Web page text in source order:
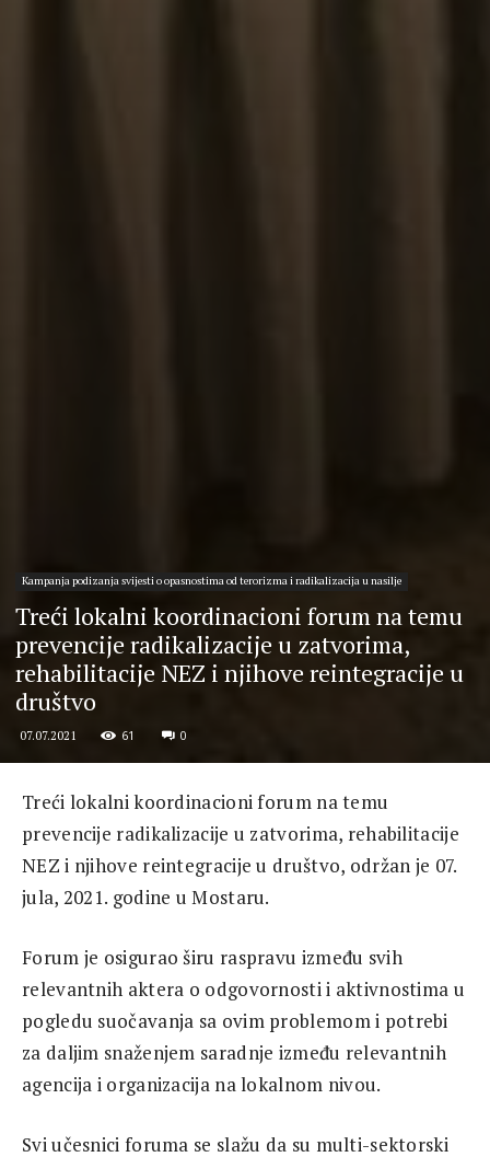
Kampanja podizanja svijesti o opasnostima od terorizma i radikalizacija u nasilje
Treći lokalni koordinacioni forum na temu
prevencije radikalizacije u zatvorima,
rehabilitacije NEZ i njihove reintegracije u
društvo
07.07.2021 61 0
Treći lokalni koordinacioni forum na temu
prevencije radikalizacije u zatvorima, rehabilitacije
NEZ i njihove reintegracije u društvo, održan je 07.
jula, 2021. godine u Mostaru.
Forum je osigurao širu raspravu između svih
relevantnih aktera o odgovornosti i aktivnostima u
pogledu suočavanja sa ovim problemom i potrebi
za daljim snaženjem saradnje između relevantnih
agencija i organizacija na lokalnom nivou.
Svi učesnici foruma se slažu da su multi-sektorski